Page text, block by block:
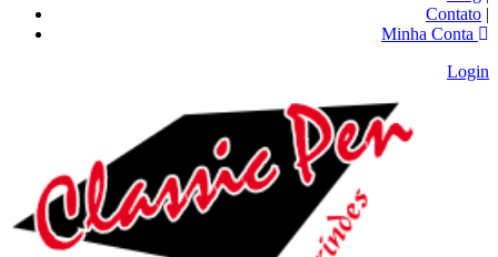
Contato |
Minha Conta
Login